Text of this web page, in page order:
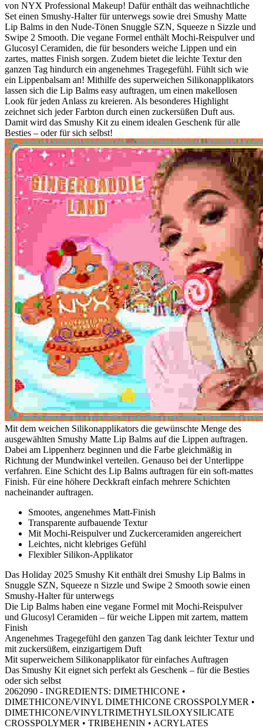
von NYX Professional Makeup! Dafür enthält das weihnachtliche
Set einen Smushy-Halter für unterwegs sowie drei Smushy Matte
Lip Balms in den Nude-Tönen Snuggle SZN, Squeeze n Sizzle und
Swipe 2 Smooth. Die vegane Formel enthält Mochi-Reispulver und
Glucosyl Ceramiden, die für besonders weiche Lippen und ein
zartes, mattes Finish sorgen. Zudem bietet die leichte Textur den
ganzen Tag hindurch ein angenehmes Tragegefühl. Fühlt sich wie
ein Lippenbalsam an! Mithilfe des superweichen Silikonapplikators
lassen sich die Lip Balms easy auftragen, um einen makellosen
Look für jeden Anlass zu kreieren. Als besonderes Highlight
zeichnet sich jeder Farbton durch einen zuckersüßen Duft aus.
Damit wird das Smushy Kit zu einem idealen Geschenk für alle
Besties – oder für sich selbst!
Mit dem weichen Silikonapplikators die gewünschte Menge des
ausgewählten Smushy Matte Lip Balms auf die Lippen auftragen.
Dabei am Lippenherz beginnen und die Farbe gleichmäßig in
Richtung der Mundwinkel verteilen. Genauso bei der Unterlippe
verfahren. Eine Schicht des Lip Balms auftragen für ein soft-mattes
Finish. Für eine höhere Deckkraft einfach mehrere Schichten
nacheinander auftragen.
Smootes, angenehmes Matt-Finish
Transparente aufbauende Textur
Mit Mochi-Reispulver und Zuckerceramiden angereichert
Leichtes, nicht klebriges Gefühl
Flexibler Silikon-Applikator
Das Holiday 2025 Smushy Kit enthält drei Smushy Lip Balms in
Snuggle SZN, Squeeze n Sizzle und Swipe 2 Smooth sowie einen
Smushy-Halter für unterwegs
Die Lip Balms haben eine vegane Formel mit Mochi-Reispulver
und Glucosyl Ceramiden – für weiche Lippen mit zartem, mattem
Finish
Angenehmes Tragegefühl den ganzen Tag dank leichter Textur und
mit zuckersüßem, einzigartigem Duft
Mit superweichem Silikonapplikator für einfaches Auftragen
Das Smushy Kit eignet sich perfekt als Geschenk – für die Besties
oder sich selbst
2062090 - INGREDIENTS: DIMETHICONE •
DIMETHICONE/VINYL DIMETHICONE CROSSPOLYMER •
DIMETHICONE/VINYLTRIMETHYLSILOXYSILICATE
CROSSPOLYMER • TRIBEHENIN • ACRYLATES